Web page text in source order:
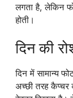
लगता है, लेकिन
होती।
दिन की
दिन में सामान्य
अच्छी तरह